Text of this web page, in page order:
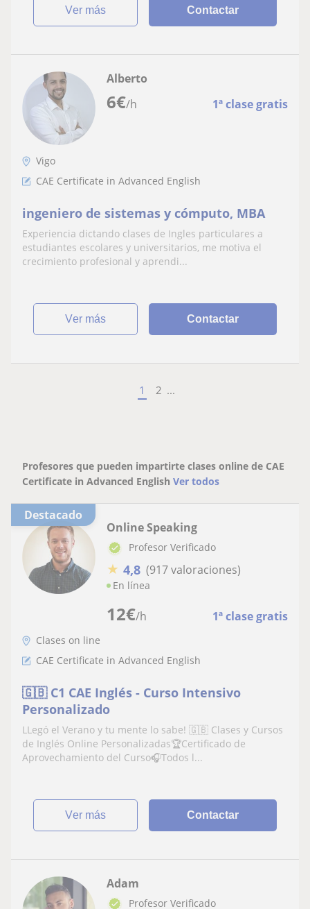
ver más Contactar
6€/h 1ª clase gratis
Alberto
Vigo
CAE Certificate in Advanced English
ingeniero de sistemas y cómputo, MBA
Experiencia dictando clases de Ingles particulares a
estudiantes escolares y universitarios, me motiva el
crecimiento profesional y aprendi...
ver más Contactar
1 2 ...
Profesores que pueden impartirte clases online de CAE
Certificate in Advanced English Ver todos
Destacado
12€/h 1ª clase gratis
Online Speaking
Profesor Verificado
★ 4,8 (917 valoraciones)
En línea
Clases on line
CAE Certificate in Advanced English
🇬🇧 C1 CAE Inglés - Curso Intensivo
Personalizado
LLegó el Verano y tu mente lo sabe! 🇬🇧 Clases y Cursos
de Inglés Online Personalizadas🏆Certificado de
Aprovechamiento del Curso🎧Todos l...
ver más Contactar
Adam
Profesor Verificado